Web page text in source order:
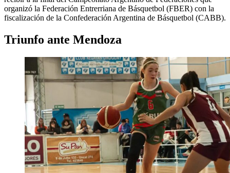
organizó la Federación Entrerriana de Básquetbol (FBER) con la
fiscalización de la Confederación Argentina de Básquetbol (CABB).
Triunfo ante Mendoza